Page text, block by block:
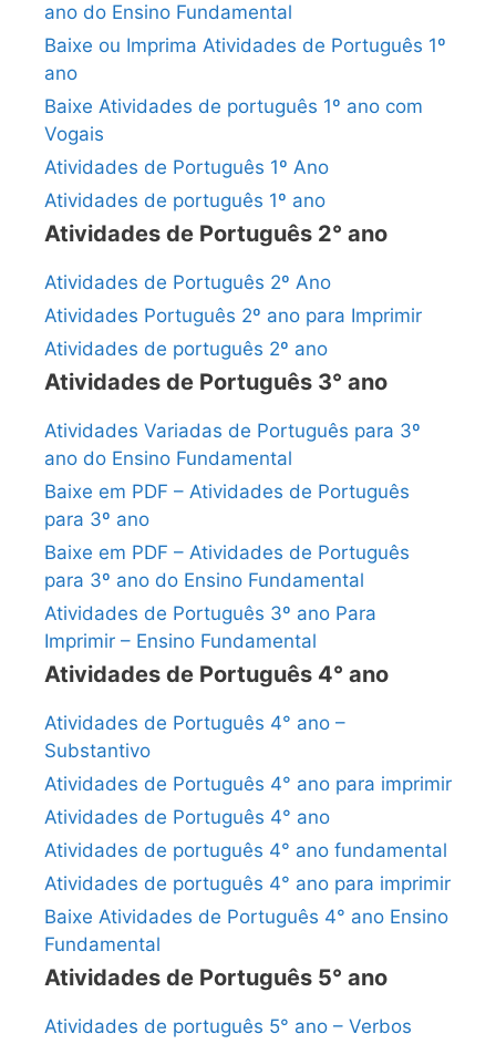
ano do Ensino Fundamental
Baixe ou Imprima Atividades de Português 1º
ano
Baixe Atividades de português 1º ano com
Vogais
Atividades de Português 1º Ano
Atividades de português 1º ano
Atividades de Português 2° ano
Atividades de Português 2º Ano
Atividades Português 2º ano para Imprimir
Atividades de português 2º ano
Atividades de Português 3° ano
Atividades Variadas de Português para 3º
ano do Ensino Fundamental
Baixe em PDF – Atividades de Português
para 3º ano
Baixe em PDF – Atividades de Português
para 3º ano do Ensino Fundamental
Atividades de Português 3º ano Para
Imprimir – Ensino Fundamental
Atividades de Português 4° ano
Atividades de Português 4° ano –
Substantivo
Atividades de Português 4° ano para imprimir
Atividades de Português 4° ano
Atividades de português 4° ano fundamental
Atividades de português 4° ano para imprimir
Baixe Atividades de Português 4° ano Ensino
Fundamental
Atividades de Português 5° ano
Atividades de português 5° ano – Verbos